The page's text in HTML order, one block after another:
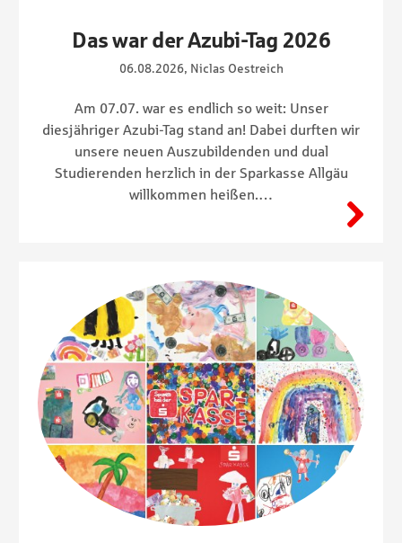
Das war der Azubi-Tag 2026
06.08.2026, Niclas Oestreich
Am 07.07. war es endlich so weit: Unser
diesjähriger Azubi-Tag stand an! Dabei durften wir
unsere neuen Auszubildenden und dual
Studierenden herzlich in der Sparkasse Allgäu
willkommen heißen.…